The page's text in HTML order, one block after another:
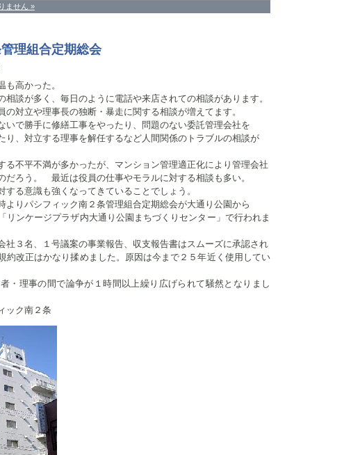
ません »
理組合定期総会
高かった。
相談が多く、毎日のように電話や来店されての相談があります。
の対立や理事長の独断・暴走に関する相談が増えてます。
いで勝手に修繕工事をやったり、問題のない委託管理会社を
り、対立する理事を解任するなど人間関係のトラブルの相談が
る不平不満が多かったが、マンション管理適正化により管理会社
だろう。 最近は役員の仕事やモラルに対する相談も多い。
する意識も強くなってきていることでしょう。
よりパシフィック南２条管理組合定期総会が大通り公園から
リンケージプラザ内大通り公園まちづくりセンター」で行われま
社３名、１号議案の事業報告、収支報告書はスムーズに承認され
約改正はかなり揉めました。原因は今まで２５年近く使用してい
・理事の間で論争が１時間以上繰り広げられて騒然となりまし
２条